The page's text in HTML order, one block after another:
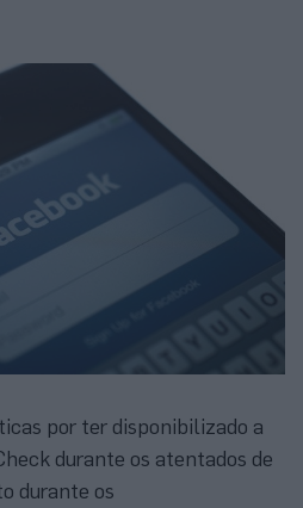
por ter disponibilizado a
durante os atentados de
durante os